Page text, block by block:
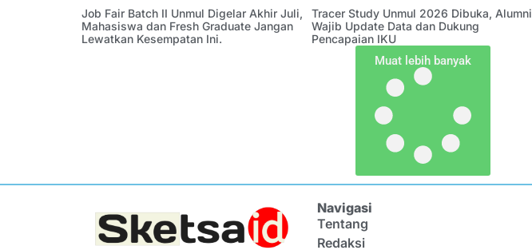
Job Fair Batch II Unmul Digelar Akhir Juli,
Mahasiswa dan Fresh Graduate Jangan
Lewatkan Kesempatan Ini.
Tracer Study Unmul 2026 Dibuka, Alumni
Wajib Update Data dan Dukung
Pencapaian IKU
Muat lebih banyak
Navigasi
Tentang
Redaksi